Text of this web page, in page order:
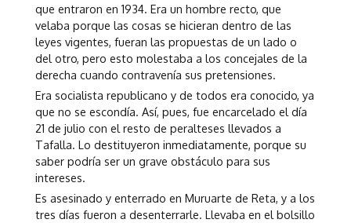
que entraron en 1934. Era un hombre recto, que
velaba porque las cosas se hicieran dentro de las
leyes vigentes, fueran las propuestas de un lado o
del otro, pero esto molestaba a los concejales de la
derecha cuando contravenía sus pretensiones.
Era socialista republicano y de todos era conocido, ya
que no se escondía. Así, pues, fue encarcelado el día
21 de julio con el resto de peralteses llevados a
Tafalla. Lo destituyeron inmediatamente, porque su
saber podría ser un grave obstáculo para sus
intereses.
Es asesinado y enterrado en Muruarte de Reta, y a los
tres días fueron a desenterrarle. Llevaba en el bolsillo